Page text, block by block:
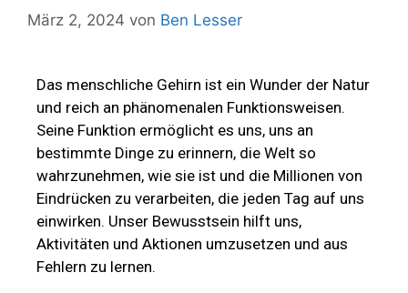
März 2, 2024 von Ben Lesser
Das menschliche Gehirn ist ein Wunder der Natur
und reich an phänomenalen Funktionsweisen.
Seine Funktion ermöglicht es uns, uns an
bestimmte Dinge zu erinnern, die Welt so
wahrzunehmen, wie sie ist und die Millionen von
Eindrücken zu verarbeiten, die jeden Tag auf uns
einwirken. Unser Bewusstsein hilft uns,
Aktivitäten und Aktionen umzusetzen und aus
Fehlern zu lernen.